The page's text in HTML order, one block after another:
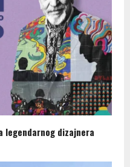
legendarnog dizajnera